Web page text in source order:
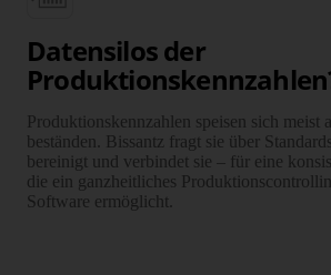
Datensilos der
Produktionskenn­zahlen speisen sich meist
beständen. Bissantz fragt sie über
bereinigt und verbindet sie – für eine
die ein ganz­heit­liches
Software ermöglicht.